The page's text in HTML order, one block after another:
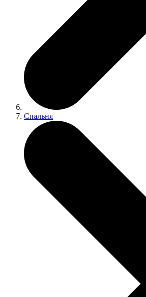
Спальня